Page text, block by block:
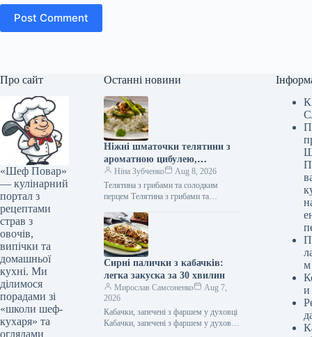
Post Comment
Про сайт
«Шеф Повар»
— кулінарний
портал з
рецептами
страв з
овочів,
випічки та
домашньої
кухні. Ми
ділимося
порадами зі
«школи шеф-
кухаря» та
оглядами
Останні новини
Ніжні шматочки телятини з
ароматною цибулею,
соковитими грибами та
солодким болгарським
перцем: швидкий рецепт за
Ніна Зубченко
Aug 8, 2026
Телятина з грибами та солодким
перцем Телятина з грибами та
Телятина з печерицями та болгарським
перцем…
Сирні палички з кабачків:
легка закуска за 30 хвилин
Мирослав Самсоненко
Aug 7,
2026
Кабачки, запечені з фаршем у духовці
Кабачки, запечені з фаршем у духовці
м
и